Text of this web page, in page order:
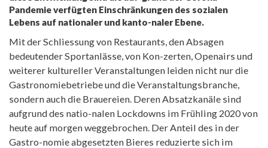
Pandemie verfügten Einschränkungen des sozialen
Lebens auf nationaler und kanto-naler Ebene.
Mit der Schliessung von Restaurants, den Absagen
bedeutender Sportanlässe, von Kon-zerten, Openairs und
weiterer kultureller Veranstaltungen leiden nicht nur die
Gastronomiebetriebe und die Veranstaltungsbranche,
sondern auch die Brauereien. Deren Absatzkanäle sind
aufgrund des natio-nalen Lockdowns im Frühling 2020 von
heute auf morgen weggebrochen. Der Anteil des in der
Gastro-nomie abgesetzten Bieres reduzierte sich im